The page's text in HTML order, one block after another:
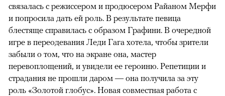
связалась с режиссером и продюсером Райаном Мерфи
и попросила дать ей роль. В результате певица
блестяще справилась с образом Графини. В очередной
игре в переодевания Леди Гага хотела, чтобы зрители
забыли о том, что на экране она, мастер
перевоплощений, и увидели ее героиню. Репетиции и
страдания не прошли даром — она получила за эту
роль «Золотой глобус». Новая совместная работа с